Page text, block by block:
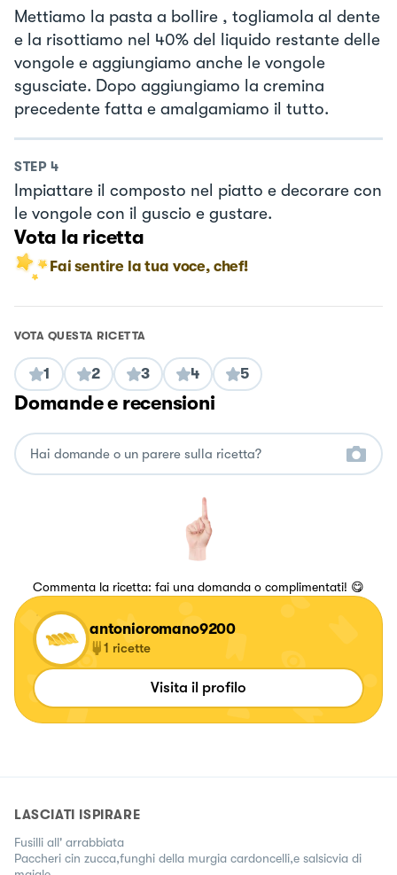
Mettiamo la pasta a bollire , togliamola al dente
e la risottiamo nel 40% del liquido restante delle
vongole e aggiungiamo anche le vongole
sgusciate. Dopo aggiungiamo la cremina
precedente fatta e amalgamiamo il tutto.
STEP 4
Impiattare il composto nel piatto e decorare con
le vongole con il guscio e gustare.
Vota la ricetta
Fai sentire la tua voce, chef!
VOTA QUESTA RICETTA
1 2 3 4 5
Domande e recensioni
Commenta la ricetta: fai una domanda o complimentati! 😋
antonioromano9200
1 ricette
Visita il profilo
LASCIATI ISPIRARE
Fusilli all' arrabbiata
Paccheri cin zucca,funghi della murgia cardoncelli,e salsicvia di